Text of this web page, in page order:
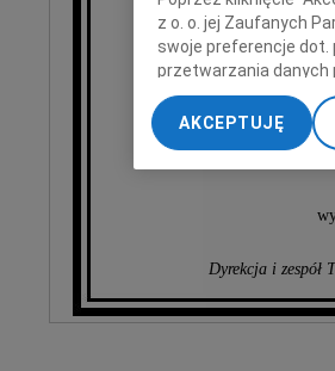
wieloletniego
Dyrekcja i zespół
z o. o. jej Zaufanych
swoje preferencje dot.
przetwarzania danych
„Ustawienia
My, nasi Zaufani
dokładnych danych
Przechowywanie
treści, badnie
AKCEPTUJĘ